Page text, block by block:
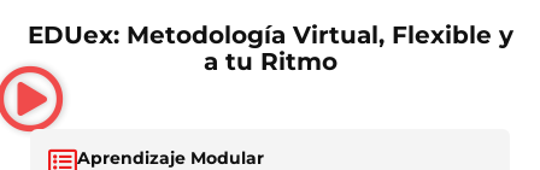
EDUex: Metodología Virtual, Flexible y
a tu Ritmo
Aprendizaje Modular